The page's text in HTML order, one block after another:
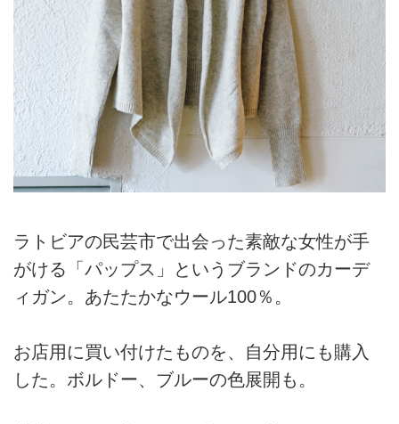
ラトビアの民芸市で出会った素敵な女性が手
がける「パップス」というブランドのカーデ
ィガン。あたたかなウール100％。
お店用に買い付けたものを、自分用にも購入
した。ボルドー、ブルーの色展開も。